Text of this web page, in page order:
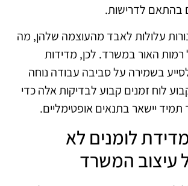
בהתאם לדרישות.
עלולות לאבד מהעוצמה שלהן, מה
רמות האור במשרד. לכן, מדידות
בשמירה על סביבה עבודה נוחה
לוח זמנים קבוע לבדיקות אלה כדי
יישאר בתנאים אופטימליים.
13: מדידת לומנים לא
עיצוב המשרד